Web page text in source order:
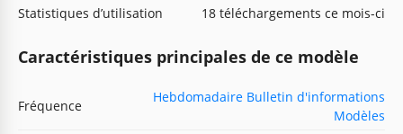
Statistiques d’utilisation
18 téléchargements ce mois-ci
Caractéristiques principales de ce modèle
Fréquence
Hebdomadaire Bulletin d'informations
Modèles